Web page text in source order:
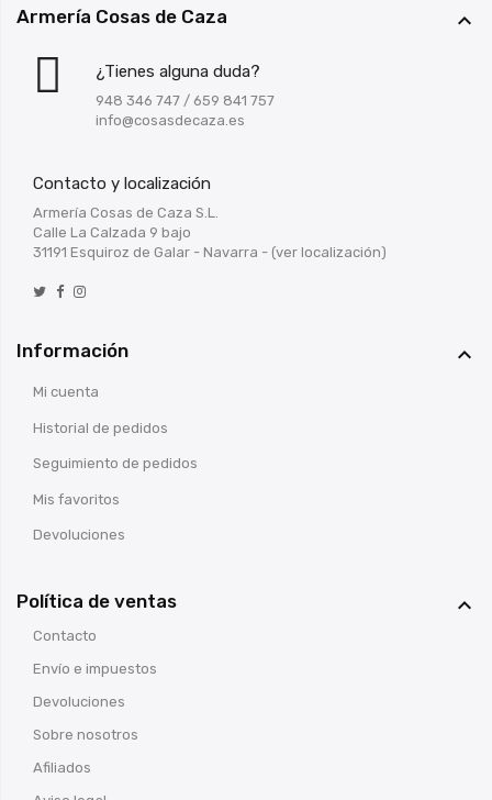
Armería Cosas de Caza 
¿Tienes alguna duda?
948 346 747 / 659 841 757
info@cosasdecaza.es
Contacto y localización
Armería Cosas de Caza S.L.
Calle La Calzada 9 bajo
31191 Esquiroz de Galar - Navarra - (ver localización)
Información 
Mi cuenta
Historial de pedidos
Seguimiento de pedidos
Mis favoritos
Devoluciones
Política de ventas 
Contacto
Envío e impuestos
Devoluciones
Sobre nosotros
Afiliados